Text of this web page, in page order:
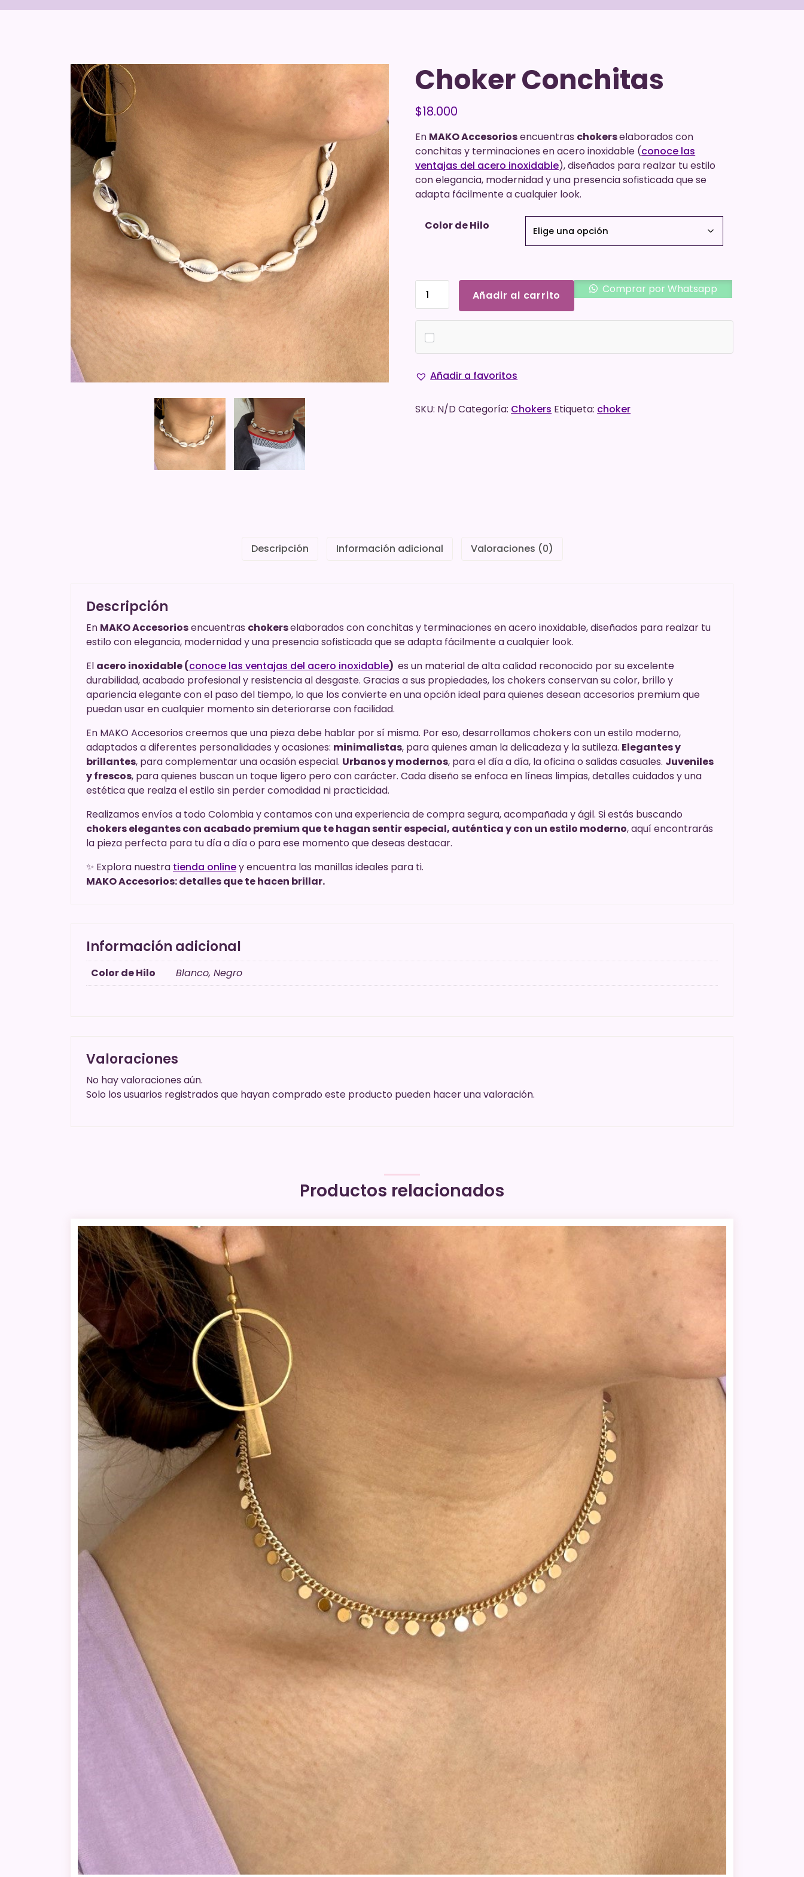
Choker Conchitas
$18.000
En MAKO Accesoriosencuentras chokerselaborados con
conchitas y terminaciones en acero inoxidable (conoce las
ventajas del acero inoxidable), diseñados para realzar tu estilo
con elegancia, modernidad y una presencia sofisticada que se
adapta fácilmente a cualquier look.
Color de Hilo
Conchitas
Añadir al carrito Comprar por Whatsapp
Añadir a favoritos
SKU: N/D Categoría: Chokers Etiqueta: choker
Descripción Información adicional Valoraciones (0)
Descripción
En MAKO Accesoriosencuentras chokerselaborados con conchitas y terminaciones en acero inoxidable, diseñados para realzar tu
estilo con elegancia, modernidad y una presencia sofisticada que se adapta fácilmente a cualquier look.
El acero inoxidable (conoce las ventajas del acero inoxidable) es un material de alta calidad reconocido por su excelente
durabilidad, acabado profesional y resistencia al desgaste. Gracias a sus propiedades, los chokers conservan su color, brillo y
apariencia elegante con el paso del tiempo, lo que los convierte en una opción ideal para quienes desean accesorios premium que
puedan usar en cualquier momento sin deteriorarse con facilidad.
En MAKO Accesorios creemos que una pieza debe hablar por sí misma. Por eso, desarrollamos chokers con un estilo moderno,
adaptados a diferentes personalidades y ocasiones: minimalistas, para quienes aman la delicadeza y la sutileza. Elegantes y
brillantes, para complementar una ocasión especial. Urbanos y modernos, para el día a día, la oficina o salidas casuales. Juveniles
y frescos, para quienes buscan un toque ligero pero con carácter. Cada diseño se enfoca en líneas limpias, detalles cuidados y una
estética que realza el estilo sin perder comodidad ni practicidad.
Realizamos envíos a todo Colombia y contamos con una experiencia de compra segura, acompañada y ágil. Si estás buscando
chokers elegantes con acabado premium que te hagan sentir especial, auténtica y con un estilo moderno, aquí encontrarás
la pieza perfecta para tu día a día o para ese momento que deseas destacar.
✨ Explora nuestra tienda onliney encuentra las manillas ideales para ti.
MAKO Accesorios: detalles que te hacen brillar.
Información adicional
Color de Hilo Blanco, Negro
Valoraciones
No hay valoraciones aún.
Solo los usuarios registrados que hayan comprado este producto pueden hacer una valoración.
Productos relacionados